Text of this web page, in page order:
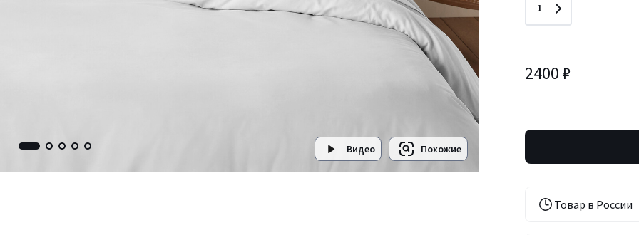
Видео Похожие
Количество
1
2400 ₽
Товар в России